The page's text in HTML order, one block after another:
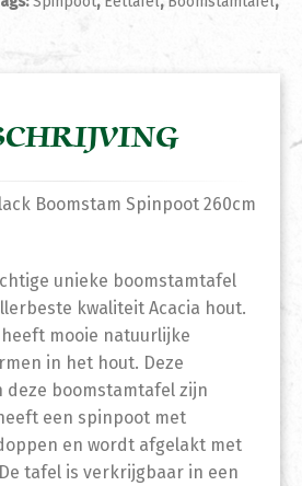
Boomstam Spinpoot 260cm
unieke boomstamtafel
kwaliteit Acacia hout.
mooie natuurlijke
in het hout. Deze
deze boomstamtafel zijn
een spinpoot met
en wordt afgelakt met
tafel is verkrijgbaar in een